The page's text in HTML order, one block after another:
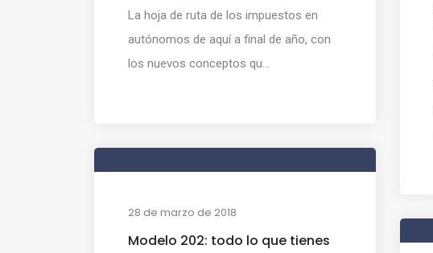
La hoja de ruta de los impuestos en
autónomos de aquí a final de año, con
los nuevos conceptos qu...
28 de marzo de 2018
Modelo 202: todo lo que tienes